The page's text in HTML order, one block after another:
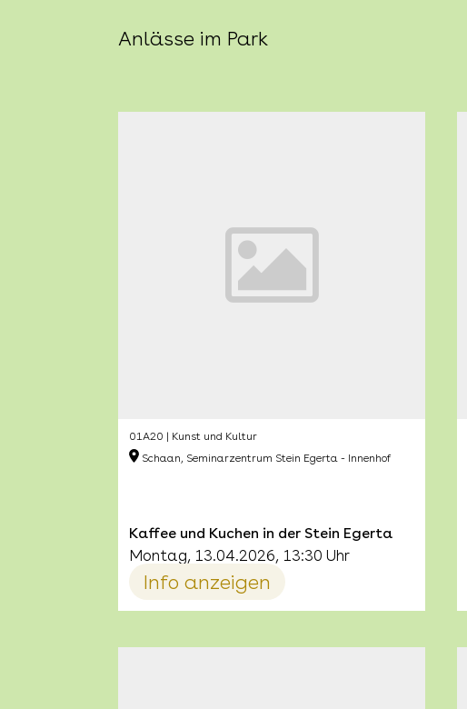
Anlässe im Park
01A20 | Kunst und Kultur
Schaan, Seminarzentrum Stein Egerta - Innenhof
Kaffee und Kuchen in der Stein Egerta
Montag, 13.04.2026, 13:30 Uhr
Info anzeigen